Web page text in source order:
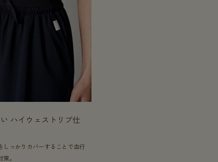
ハイウェストリブ仕
しっかりカバーすることで血行
。